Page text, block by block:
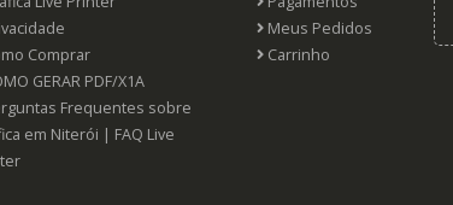
Comprar
GERAR PDF/X1A
Frequentes sobre
em Niterói | FAQ Live
Meus Pedidos
Carrinho